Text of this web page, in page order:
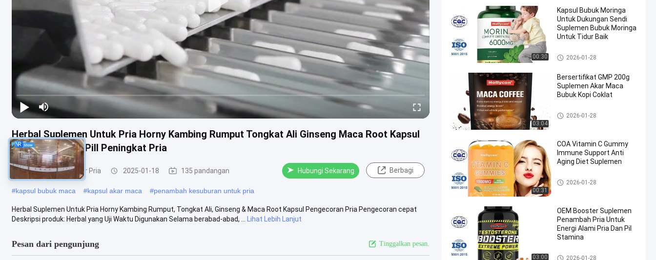
Herbal Suplemen Untuk Pria Horny Kambing Rumput Tongkat Ali Ginseng Maca Root Kapsul
cepat bertindak Pill Peningkat Pria
Suplemen Pembesar Pria 2025-01-18 135 pandangan Hubungi Sekarang Berbagi
#kapsul bubuk maca #kapsul akar maca #penambah kesuburan untuk pria
Herbal Suplemen Untuk Pria Horny Kambing Rumput, Tongkat Ali, Ginseng & Maca Root Kapsul Pengecoran Pria Pengecoran cepat
Deskripsi produk: Herbal yang Uji Waktu Digunakan Selama berabad-abad, ...
Lihat Lebih Lanjut
Pesan dari pengunjung Tinggalkan pesan.
00:30
Kapsul Bubuk Moringa
Untuk Dukungan Sendi
Suplemen Bubuk Moringa
Untuk Tidur Baik
Suplemen OEM
2026-01-28
03:04
Bersertifikat GMP 200g
Suplemen Akar Maca
Bubuk Kopi Coklat
Suplemen Akar Maca
2026-01-28
00:31
COA Vitamin C Gummy
Immune Support Anti
Aging Diet Suplemen
Biotin Vitamin Gummies
2026-01-28
03:00
OEM Booster Suplemen
Penambah Pria Untuk
Energi Alami Pria Dan Pil
Stamina
Suplemen Pembesar Pria
2026-01-28